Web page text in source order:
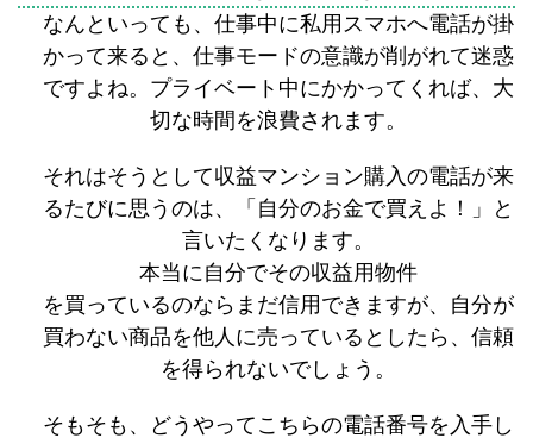
なんといっても、仕事中に私用スマホへ電話が掛
かって来ると、仕事モードの意識が削がれて迷惑
ですよね。プライベート中にかかってくれば、大
切な時間を浪費されます。
それはそうとして収益マンション購入の電話が来
るたびに思うのは、「自分のお金で買えよ！」と
言いたくなります。
本当に自分でその収益用物件
を買っているのならまだ信用できますが、自分が
買わない商品を他人に売っているとしたら、信頼
を得られないでしょう。
そもそも、どうやってこちらの電話番号を入手し